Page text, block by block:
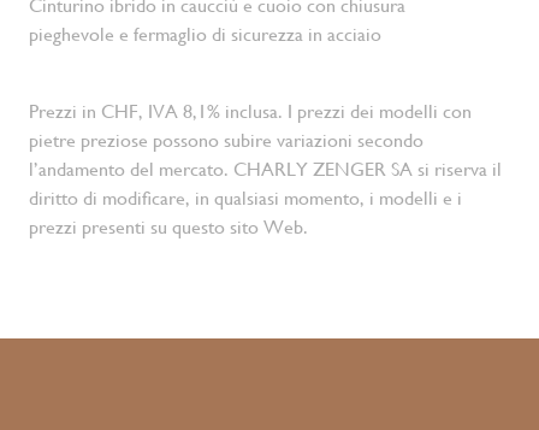
Cinturino ibrido in caucciù e cuoio con chiusura
pieghevole e fermaglio di sicurezza in acciaio
Prezzi in CHF, IVA 8,1% inclusa. I prezzi dei modelli con
pietre preziose possono subire variazioni secondo
l’andamento del mercato. CHARLY ZENGER SA si riserva il
diritto di modificare, in qualsiasi momento, i modelli e i
prezzi presenti su questo sito Web.